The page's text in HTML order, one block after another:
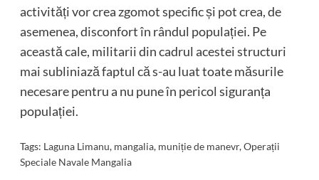
activități vor crea zgomot specific și pot crea, de
asemenea, disconfort în rândul populației. Pe
această cale, militarii din cadrul acestei structuri
mai subliniază faptul că s-au luat toate măsurile
necesare pentru a nu pune în pericol siguranța
populației.
Tags: Laguna Limanu, mangalia, muniție de manevr,Operații
Speciale Navale Mangalia